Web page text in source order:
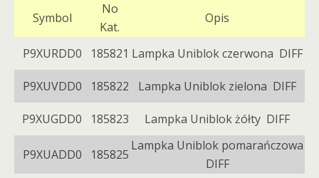
Symbol
No
Kat.
Opis
P9XURDD0 185821 Lampka Uniblok czerwona DIFF
P9XUVDD0 185822 Lampka Uniblok zielona DIFF
P9XUGDD0 185823 Lampka Uniblok żółty DIFF
P9XUADD0 185825
Lampka Uniblok pomarańczowa
DIFF